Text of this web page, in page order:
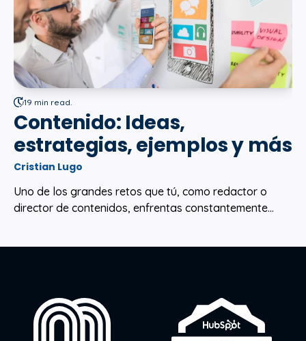
19 min read.
Contenido: Ideas,
estrategias, ejemplos y más
Cristian Lugo
Uno de los grandes retos que tú, como redactor o
director de contenidos, enfrentas constantemente...